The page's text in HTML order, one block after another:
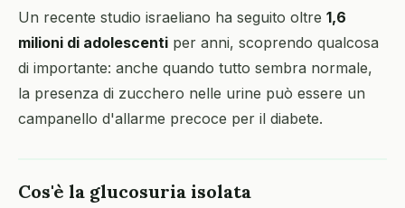
Un recente studio israeliano ha seguito oltre 1,6
milioni di adolescenti per anni, scoprendo qualcosa
di importante: anche quando tutto sembra normale,
la presenza di zucchero nelle urine può essere un
campanello d'allarme precoce per il diabete.
Cos'è la glucosuria isolata